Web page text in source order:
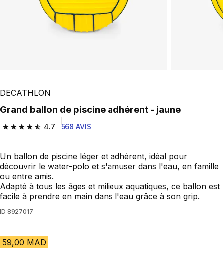
DECATHLON
Grand ballon de piscine adhérent - jaune
4.7
4.7 out of 5 stars from 568 reviews
568 AVIS
Un ballon de piscine léger et adhérent, idéal pour
découvrir le water-polo et s'amuser dans l'eau, en famille
ou entre amis.
Adapté à tous les âges et milieux aquatiques, ce ballon est
facile à prendre en main dans l'eau grâce à son grip.
ID 8927017
59,00 MAD